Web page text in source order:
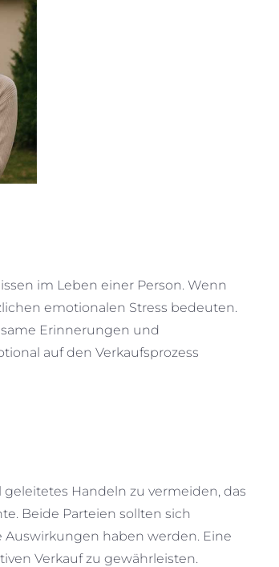
im Leben einer Person. Wenn
emotionalen Stress bedeuten.
Erinnerungen und
auf den Verkaufsprozess
Handeln zu vermeiden, das
Beide Parteien sollten sich
haben werden. Eine
Verkauf zu gewährleisten.